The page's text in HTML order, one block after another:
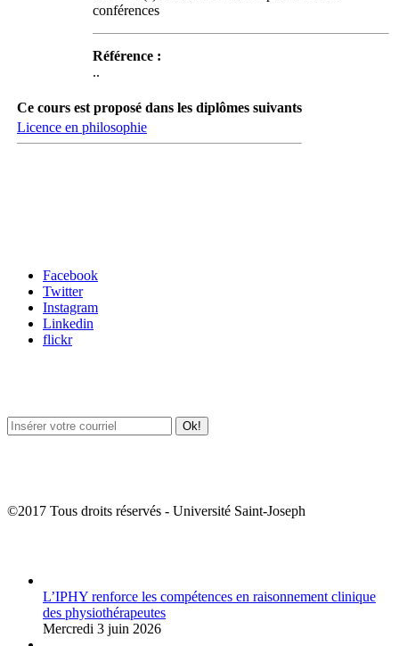
conférences
Référence :
..
Ce cours est proposé dans les diplômes suivants
Licence en philosophie
Facebook
Twitter
Instagram
Linkedin
flickr
©2017 Tous droits réservés - Université Saint-Joseph
L’IPHY renforce les compétences en raisonnement clinique
des physiothérapeutes
Mercredi 3 juin 2026